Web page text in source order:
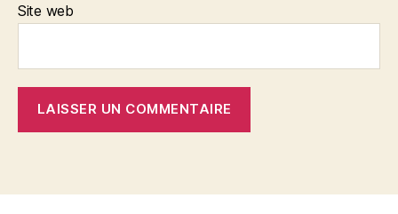
Site web